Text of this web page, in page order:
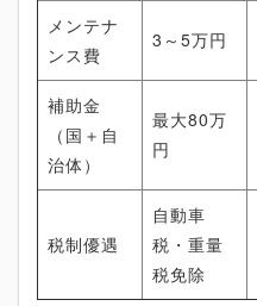
メンテナ
ンス費
3～5万円
補助金
（国＋自
治体）
最大80万
円
税制優遇
自動車
税・重量
税免除